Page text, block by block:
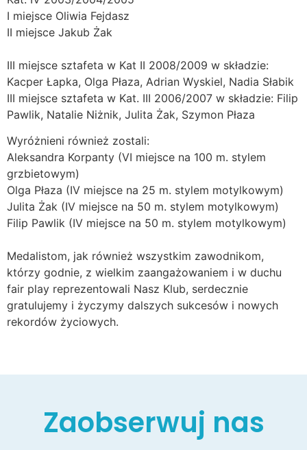
I miejsce Oliwia Fejdasz
II miejsce Jakub Żak
III miejsce sztafeta w Kat II 2008/2009 w składzie:
Kacper Łapka, Olga Płaza, Adrian Wyskiel, Nadia Słabik
III miejsce sztafeta w Kat. III 2006/2007 w składzie: Filip
Pawlik, Natalie Niżnik, Julita Żak, Szymon Płaza
Wyróżnieni również zostali:
Aleksandra Korpanty (VI miejsce na 100 m. stylem
grzbietowym)
Olga Płaza (IV miejsce na 25 m. stylem motylkowym)
Julita Żak (IV miejsce na 50 m. stylem motylkowym)
Filip Pawlik (IV miejsce na 50 m. stylem motylkowym)
Medalistom, jak również wszystkim zawodnikom,
którzy godnie, z wielkim zaangażowaniem i w duchu
fair play reprezentowali Nasz Klub, serdecznie
gratulujemy i życzymy dalszych sukcesów i nowych
rekordów życiowych.
Zaobserwuj nas